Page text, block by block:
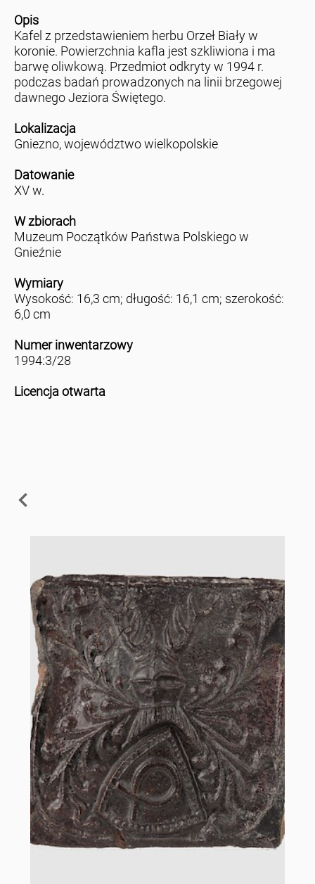
Opis
Kafel z przedstawieniem herbu Orzeł Biały w
koronie. Powierzchnia kafla jest szkliwiona i ma
barwę oliwkową. Przedmiot odkryty w 1994 r.
podczas badań prowadzonych na linii brzegowej
dawnego Jeziora Świętego.
Lokalizacja
Gniezno, województwo wielkopolskie
Datowanie
XV w.
W zbiorach
Muzeum Początków Państwa Polskiego w
Gnieźnie
Wymiary
Wysokość: 16,3 cm; długość: 16,1 cm; szerokość:
6,0 cm
Numer inwentarzowy
1994:3/28
Licencja otwarta